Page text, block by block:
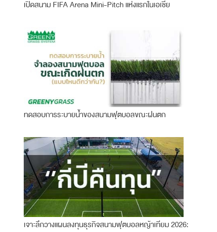
เปิดสนาม FIFA Arena Mini-Pitch แห่งแรกในเอเชีย
ทดสอบการระบายน้ำของสนามฟุตบอลขณะฝนตก
เจาะลึกวางแผนลงทุนธุรกิจสนามฟุตบอลหญ้าเทียม 2026: